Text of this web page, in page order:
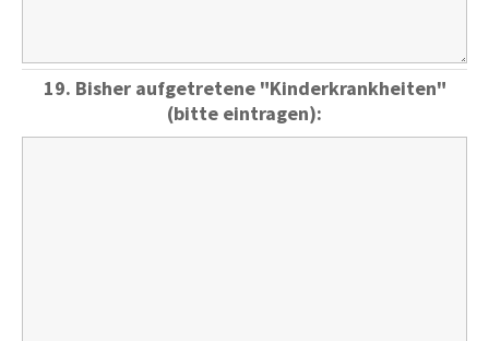
19. Bisher aufgetretene "Kinderkrankheiten"
(bitte eintragen):